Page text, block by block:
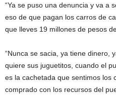
“Ya se puso una denuncia y va a
eso de que pagan los carros de
que lleves 19 millones de pesos
“Nunca se sacia, ya tiene dinero,
quiere sus juguetitos, cuando el
es la cachetada que sentimos los
comprado con los recursos del